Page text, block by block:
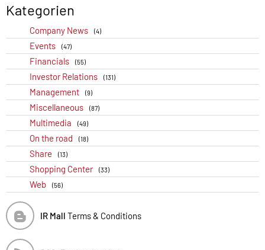
Kategorien
Company News (4)
Events (47)
Financials (55)
Investor Relations (131)
Management (9)
Miscellaneous (87)
Multimedia (49)
On the road (18)
Share (13)
Shopping Center (33)
Web (56)
IR Mall Terms & Conditions